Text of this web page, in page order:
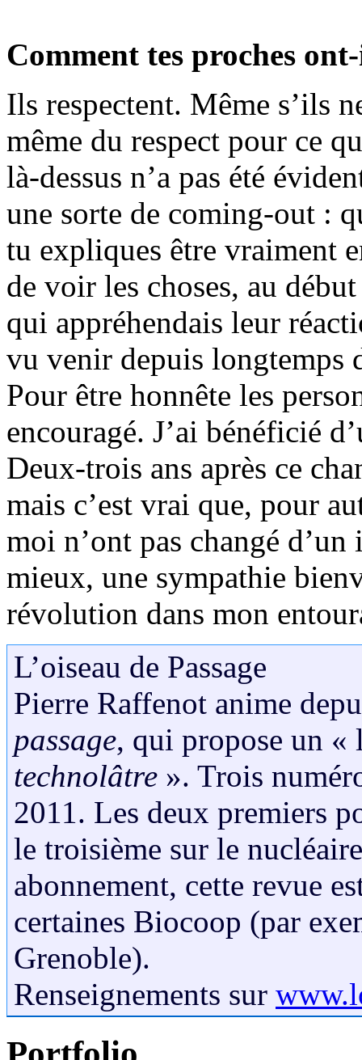
Comment tes proches
Ils respectent. Même s’ils
même du respect pour ce
là-dessus n’a pas été
une sorte de coming-out :
tu expliques être vraiment
de voir les choses, au
qui appréhendais leur
vu venir depuis longtemps
Pour être honnête les
encouragé. J’ai bénéficié
Deux-trois ans après ce
mais c’est vrai que, pour
moi n’ont pas changé
mieux, une sympathie
révolution dans mon
L’oiseau de Passage
Pierre Raffenot anime
passage, qui propose un «
technolâtre ». Trois
2011. Les deux premiers
le troisième sur le
abonnement, cette revue
certaines Biocoop (par
Grenoble).
Renseignements sur